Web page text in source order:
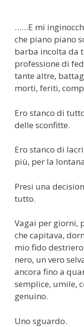
……E mi
che piano piano
barba incolta da
professione di
tante altre,
morti, feriti,
Ero stanco di
delle sconfitte.
Ero stanco di
più, per la
Presi una
tutto.
Vagai per giorni,
che capitava,
mio fido
nero, un vero
ancora fino a
semplice, umile,
genuino.
Uno sguardo.